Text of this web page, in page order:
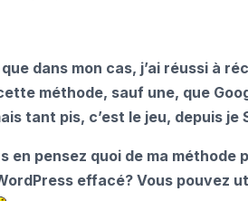
dans mon cas, j’ai réussi à
méthode, sauf une, que
tant pis, c’est le jeu, depuis je
en pensez quoi de ma méthode
effacé? Vous pouvez